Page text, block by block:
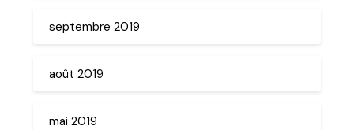
septembre 2019
août 2019
mai 2019